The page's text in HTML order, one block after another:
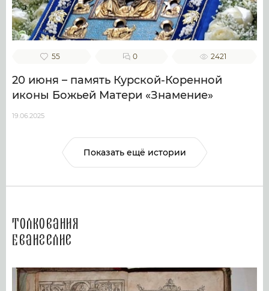
55 0 2421
20 июня – память Курской-Коренной
иконы Божьей Матери «Знамение»
19.06.2025
Показать ещё истории
Толкования
Евангелие